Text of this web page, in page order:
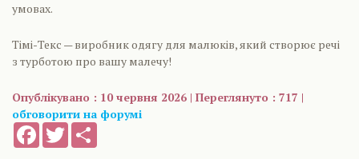
умовах.
Тімі-Текс — виробник одягу для малюків, який створює речі
з турботою про вашу малечу!
Опублікувано : 10 червня 2026 | Переглянуто : 717 |
обговорити на форумі
FacebookTwitter